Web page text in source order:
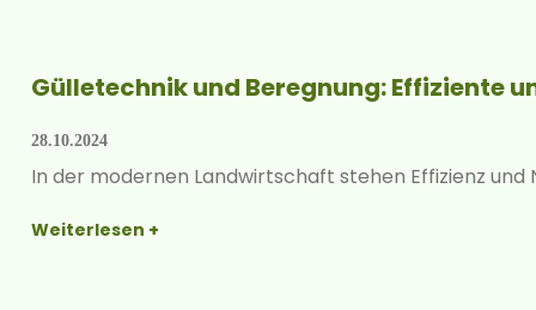
Gülletechnik und Beregnung: Effiziente
28.10.2024
In der modernen Landwirtschaft stehen Effizienz
Weiterlesen +